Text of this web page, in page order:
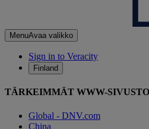
MenuAvaa valikko
Sign in to Veracity
Finland
TÄRKEIMMÄT WWW-
Global - DNV.com
China